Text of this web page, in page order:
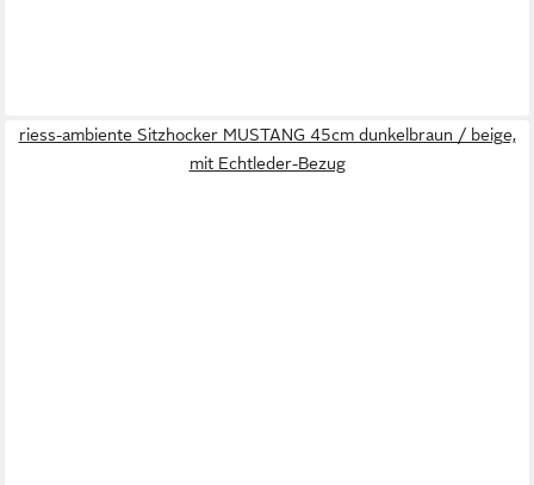
riess-ambiente Sitzhocker MUSTANG 45cm dunkelbraun / beige,
mit Echtleder-Bezug